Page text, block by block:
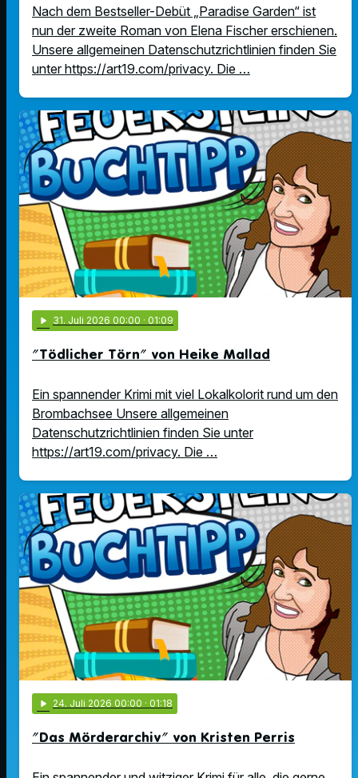
Nach dem Bestseller-Debüt „Paradise Garden“ ist
nun der zweite Roman von Elena Fischer erschienen.
Unsere allgemeinen Datenschutzrichtlinien finden Sie
unter https://art19.com/privacy. Die …
play_arrow 31. Juli 2026 00:00 · 01:09
"Tödlicher Törn" von Heike Mallad
Ein spannender Krimi mit viel Lokalkolorit rund um den
Brombachsee Unsere allgemeinen
Datenschutzrichtlinien finden Sie unter
https://art19.com/privacy. Die …
play_arrow 24. Juli 2026 00:00 · 01:18
"Das Mörderarchiv" von Kristen Perris